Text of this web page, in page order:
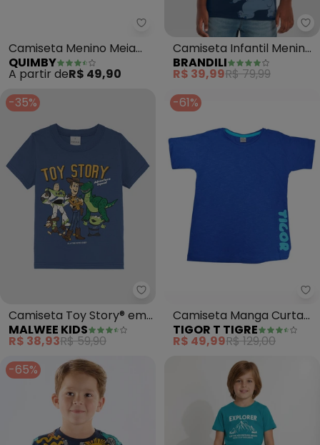
Quimby - Camiseta Menino
Camiseta Menino Meia
Malha (Azul)
QUIMBY
A partir deR$ 49,90
Camiseta Infantil Menino
do Stitch em Gel (Azul)
BRANDILI
R$ 39,99R$ 79,99
-35%
Malwee Kids - Camiseta Toy
Camiseta Toy Story® em
Malha (Azul)
MALWEE KIDS
R$ 38,93R$ 59,90
-61%
Camiseta Manga Curta
Menino (Azul)
TIGOR T TIGRE
R$ 49,99R$ 129,00
-65%